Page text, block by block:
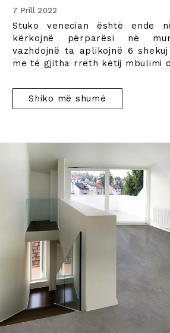
7 Prill 2022
Stuko venecian është ende
kërkojnë përparësi në
vazhdojnë ta aplikojnë 6
me të gjitha rreth këtij mbulimi
Shiko më shumë